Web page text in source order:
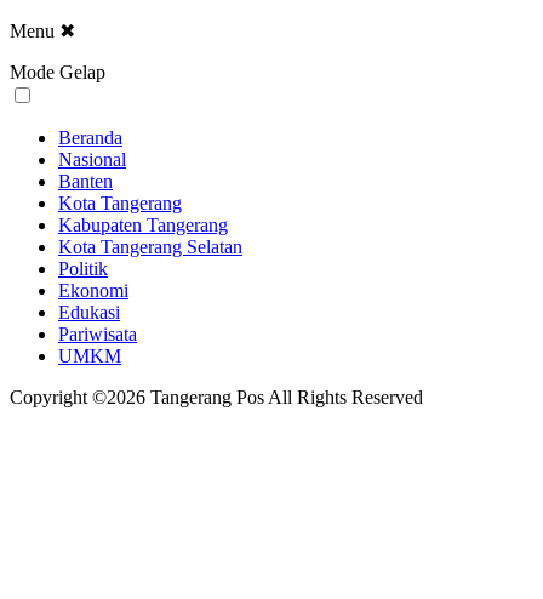
Menu ✖
Mode Gelap
Beranda
Nasional
Banten
Kota Tangerang
Kabupaten Tangerang
Kota Tangerang Selatan
Politik
Ekonomi
Edukasi
Pariwisata
UMKM
Copyright ©2026 Tangerang Pos All Rights Reserved